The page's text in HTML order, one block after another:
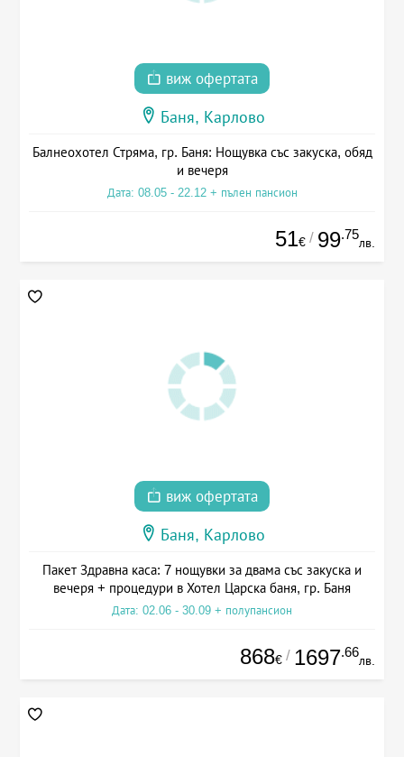
виж офертата
Баня, Карлово
Балнеохотел Стряма, гр. Баня: Нощувка със закуска, обяд
и вечеря
Дата: 08.05 - 22.12 + пълен пансион
51€ / 99.75
лв.
виж офертата
Баня, Карлово
Пакет Здравна каса: 7 нощувки за двама със закуска и
вечеря + процедури в Хотел Царска баня, гр. Баня
Дата: 02.06 - 30.09 + полупансион
868€ / 1697.66
лв.